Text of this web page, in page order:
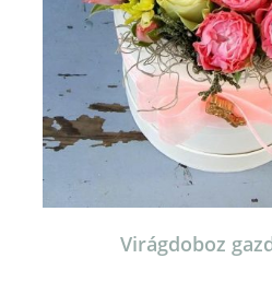
Virágdoboz